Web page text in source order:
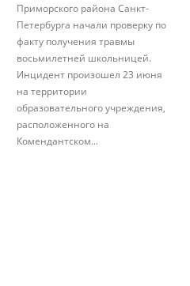
Приморского района Санкт-
Петербурга начали проверку по
факту получения травмы
восьмилетней школьницей.
Инцидент произошел 23 июня
на территории
образовательного учреждения,
расположенного на
Комендантском...